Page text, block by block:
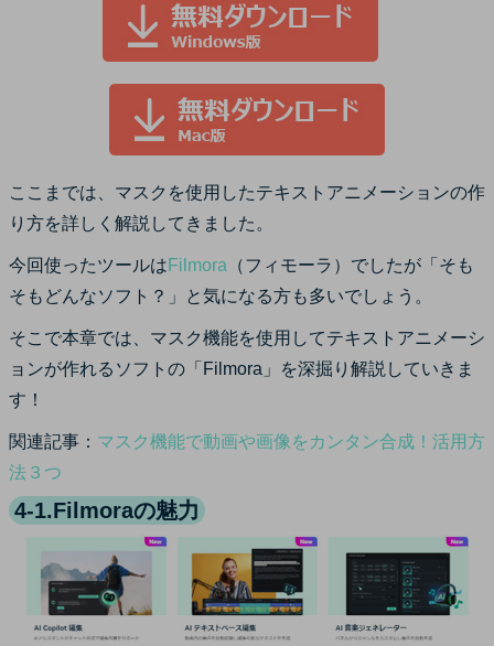
ここまでは、マスクを使用したテキストアニメーションの作
り方を詳しく解説してきました。
今回使ったツールは Filmora （フィモーラ）でしたが「そも
そもどんなソフト？」と気になる方も多いでしょう。
そこで本章では、マスク機能を使用してテキストアニメーシ
ョンが作れるソフトの「Filmora」を深掘り解説していきま
す！
関連記事： マスク機能で動画や画像をカンタン合成！活用方
法３つ
4-1.Filmoraの魅力